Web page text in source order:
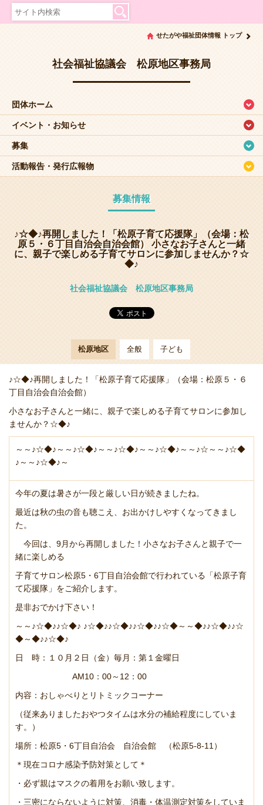
せたがや福祉団体情報 トップ
社会福祉協議会 松原地区事務局
団体ホーム
イベント・お知らせ
募集
活動報告・発行広報物
募集情報
♪☆◆♪再開しました！「松原子育て応援隊」（会場：松
原５・６丁目自治会自治会館） 小さなお子さんと一緒
に、親子で楽しめる子育てサロンに参加しませんか？☆
◆♪
社会福祉協議会 松原地区事務局
松原地区 全般 子ども
♪☆◆♪再開しました！「松原子育て応援隊」（会場：松原５・６
丁目自治会自治会館）
小さなお子さんと一緒に、親子で楽しめる子育てサロンに参加し
ませんか？☆◆♪
～～♪☆◆♪～～♪☆◆♪～～♪☆◆♪～～♪☆◆♪～～♪☆～～♪☆◆
♪～～♪☆◆♪～
今年の夏は暑さが一段と厳しい日が続きましたね。
最近は秋の虫の音も聴こえ、お出かけしやすくなってきまし
た。
今回は、9月から再開しました！小さなお子さんと親子で一
緒に楽しめる
子育てサロン松原5・6丁目自治会館で行われている「松原子育
て応援隊」をご紹介します。
是非おでかけ下さい！
～～♪☆◆♪♪☆◆♪ ♪☆◆♪♪☆◆♪♪☆◆♪♪☆◆～～◆♪♪☆◆♪♪☆
◆～◆♪♪☆◆♪
日 時：１０月２日（金）毎月：第１金曜日
AM10：00～12：00
内容：おしゃべりとリトミックコーナー
（従来ありましたおやつタイムは水分の補給程度にしていま
す。）
場所：松原5・6丁目自治会 自治会館 （松原5-8-11）
＊現在コロナ感染予防対策として＊
・必ず親はマスクの着用をお願い致します。
・三密にならないように対策、消毒・体温測定対策をしていま